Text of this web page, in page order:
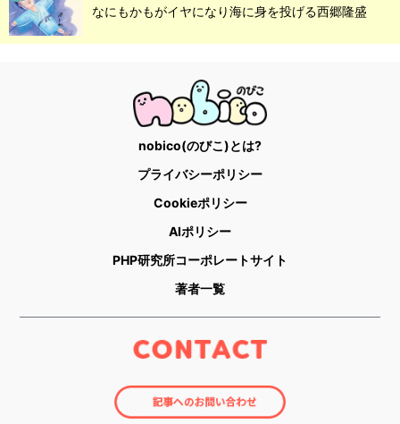
なにもかもがイヤになり海に身を投げる西郷隆盛
nobico(のびこ)とは?
プライバシーポリシー
Cookieポリシー
AIポリシー
PHP研究所コーポレートサイト
著者一覧